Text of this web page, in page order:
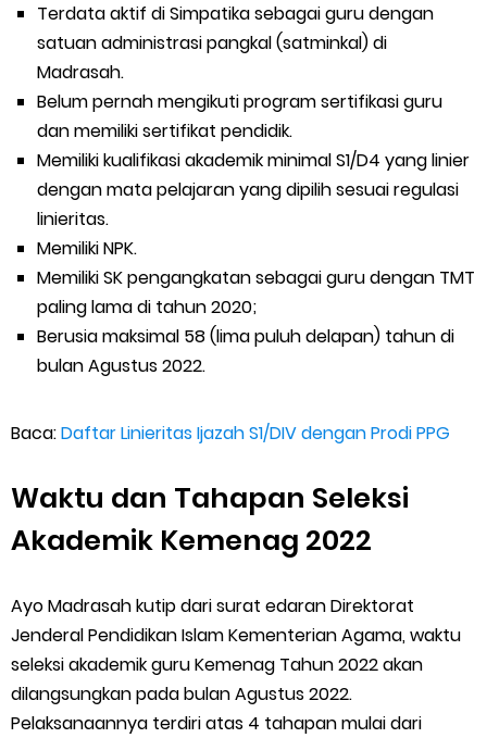
Terdata aktif di Simpatika sebagai guru dengan
satuan administrasi pangkal (satminkal) di
Madrasah.
Belum pernah mengikuti program sertifikasi guru
dan memiliki sertifikat pendidik.
Memiliki kualifikasi akademik minimal S1/D4 yang linier
dengan mata pelajaran yang dipilih sesuai regulasi
linieritas.
Memiliki NPK.
Memiliki SK pengangkatan sebagai guru dengan TMT
paling lama di tahun 2020;
Berusia maksimal 58 (lima puluh delapan) tahun di
bulan Agustus 2022.
Baca:Daftar Linieritas Ijazah S1/DIV dengan Prodi PPG
Waktu dan Tahapan Seleksi
Akademik Kemenag 2022
Ayo Madrasah kutip dari surat edaran Direktorat
Jenderal Pendidikan Islam Kementerian Agama, waktu
seleksi akademik guru Kemenag Tahun 2022 akan
dilangsungkan pada bulan Agustus 2022.
Pelaksanaannya terdiri atas 4 tahapan mulai dari